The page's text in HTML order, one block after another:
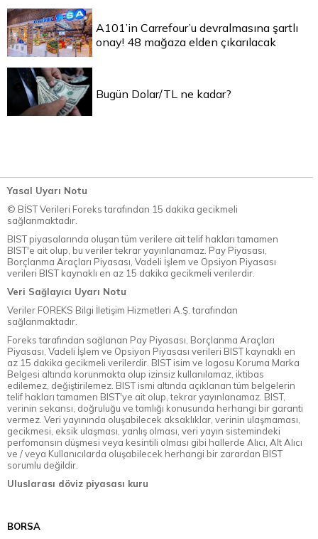
A101’in Carrefour’u devralmasına şartlı
onay! 48 mağaza elden çıkarılacak
Bugün Dolar/TL ne kadar?
Yasal Uyarı Notu
© BİST Verileri Foreks tarafından 15 dakika gecikmeli
sağlanmaktadır.
BIST piyasalarında oluşan tüm verilere ait telif hakları tamamen
BIST'e ait olup, bu veriler tekrar yayınlanamaz. Pay Piyasası,
Borçlanma Araçları Piyasası, Vadeli İşlem ve Opsiyon Piyasası
verileri BIST kaynaklı en az 15 dakika gecikmeli verilerdir.
Veri Sağlayıcı Uyarı Notu
Veriler FOREKS Bilgi İletişim Hizmetleri A.Ş. tarafından
sağlanmaktadır.
Foreks tarafından sağlanan Pay Piyasası, Borçlanma Araçları
Piyasası, Vadeli İşlem ve Opsiyon Piyasası verileri BIST kaynaklı en
az 15 dakika gecikmeli verilerdir. BIST isim ve logosu Koruma Marka
Belgesi altında korunmakta olup izinsiz kullanılamaz, iktibas
edilemez, değiştirilemez. BIST ismi altında açıklanan tüm belgelerin
telif hakları tamamen BIST'ye ait olup, tekrar yayınlanamaz. BIST,
verinin sekansı, doğruluğu ve tamlığı konusunda herhangi bir garanti
vermez. Veri yayınında oluşabilecek aksaklıklar, verinin ulaşmaması,
gecikmesi, eksik ulaşması, yanlış olması, veri yayın sistemindeki
perfomansın düşmesi veya kesintili olması gibi hallerde Alıcı, Alt Alıcı
ve / veya Kullanıcılarda oluşabilecek herhangi bir zarardan BIST
sorumlu değildir.
Uluslarası döviz piyasası kuru
BORSA